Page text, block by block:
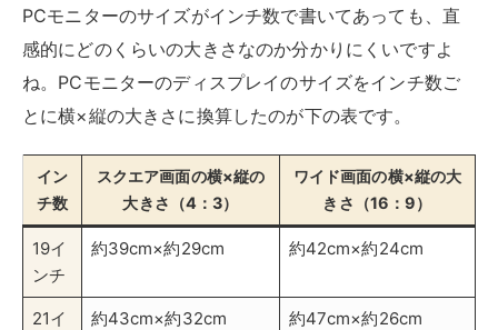
PCモニターのサイズがインチ数で書いてあっても、直
感的にどのくらいの大きさなのか分かりにくいですよ
ね。PCモニターのディスプレイのサイズをインチ数ご
とに横×縦の大きさに換算したのが下の表です。
イン
チ数
スクエア画面の横×縦の
大きさ（4：3）
ワイド画面の横×縦の大
きさ（16：9）
19イ
ンチ
約39cm×約29cm 約42cm×約24cm
21イ
約43cm×約32cm 約47cm×約26cm